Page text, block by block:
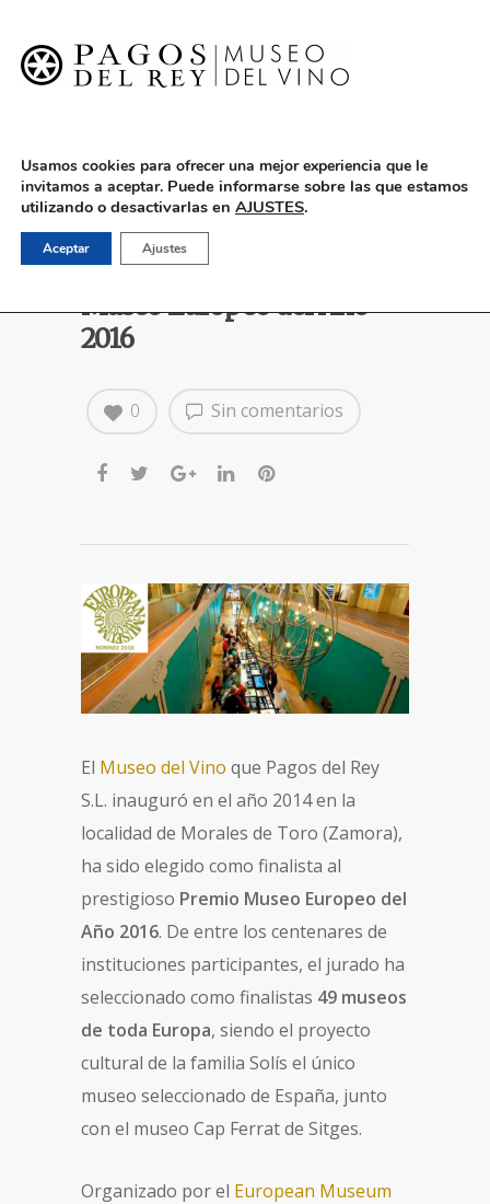
English
Pagos del Rey Museo del
Vino, finalista del premio
Museo Europeo del Año
2016
Sin comentarios
0
El Museo del Vino que Pagos del Rey
S.L. inauguró en el año 2014 en la
localidad de Morales de Toro (Zamora),
ha sido elegido como finalista al
prestigioso Premio Museo Europeo del
Año 2016. De entre los centenares de
instituciones participantes, el jurado ha
seleccionado como finalistas 49 museos
de toda Europa, siendo el proyecto
cultural de la familia Solís el único
museo seleccionado de España, junto
con el museo Cap Ferrat de Sitges.
Organizado por el European Museum
Usamos cookies para ofrecer una mejor experiencia que le
invitamos a aceptar. Puede informarse sobre las que estamos
utilizando o desactivarlas en AJUSTES.
Aceptar Ajustes